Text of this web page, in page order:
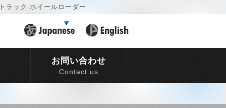
ラック ホイールローダー
お問い合わせ
Contact us